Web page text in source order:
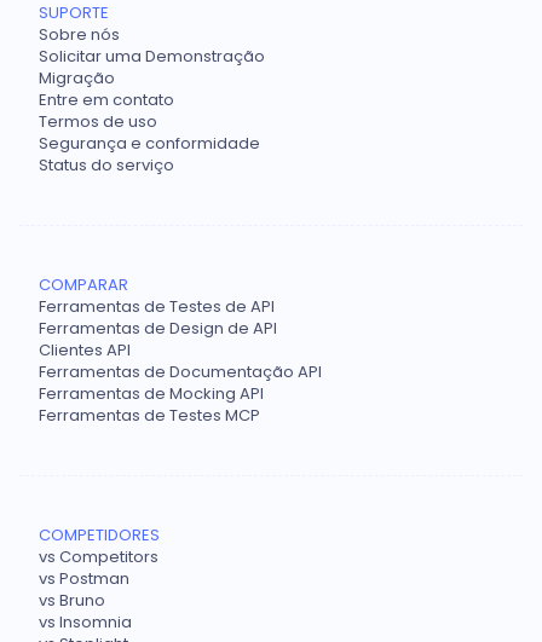
SUPORTE
Sobre nós
Solicitar uma Demonstração
Migração
Entre em contato
Termos de uso
Segurança e conformidade
Status do serviço
COMPARAR
Ferramentas de Testes de API
Ferramentas de Design de API
Clientes API
Ferramentas de Documentação API
Ferramentas de Mocking API
Ferramentas de Testes MCP
COMPETIDORES
vs Competitors
vs Postman
vs Bruno
vs Insomnia